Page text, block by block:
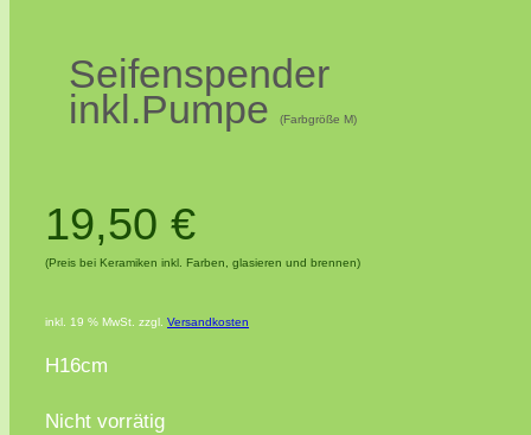
Seifenspender
inkl.Pumpe (Farbgröße M)
19,50 €
(Preis bei Keramiken inkl. Farben, glasieren und brennen)
inkl. 19 % MwSt. zzgl. Versandkosten
H16cm
Nicht vorrätig